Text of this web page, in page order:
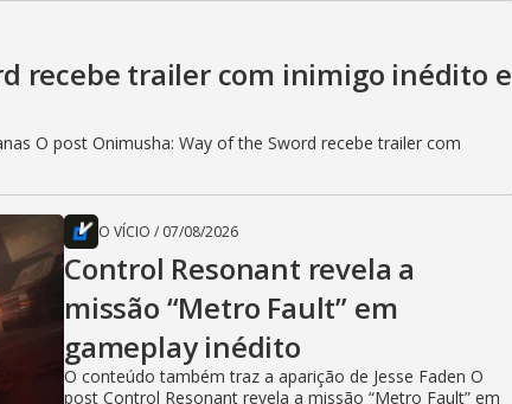
recebe trailer com inimigo inédito e
O post Onimusha: Way of the Sword recebe trailer com
O VÍCIO / 07/08/2026
Control Resonant revela a
missão “Metro Fault” em
gameplay inédito
O conteúdo também traz a aparição de Jesse Faden O
post Control Resonant revela a missão “Metro Fault” em